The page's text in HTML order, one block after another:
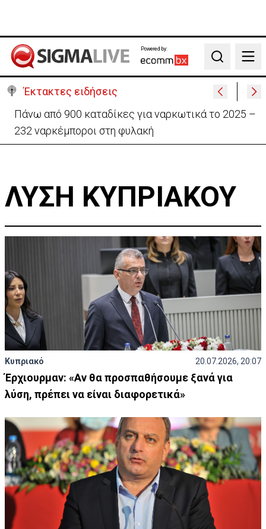
Powered by:
Search
Έκτακτες ειδήσεις
Πάνω από 900 καταδίκες για ναρκωτικά το 2025 –
232 ναρκέμποροι στη φυλακή
ΛΥΣΗ ΚΥΠΡΙΑΚΟΥ
Κυπριακό 20.07.2026, 20:07
Έρχιουρμαν: «Αν θα προσπαθήσουμε ξανά για
λύση, πρέπει να είναι διαφορετικά»